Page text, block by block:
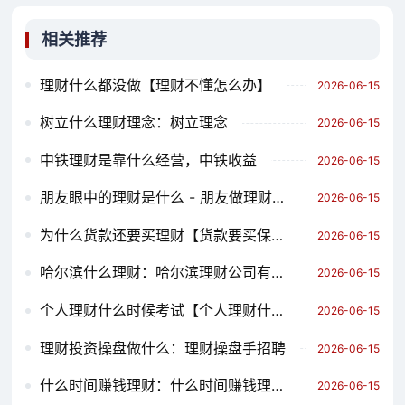
相关推荐
理财什么都没做【理财不懂怎么办】 2026-06-15
树立什么理财理念：树立理念 2026-06-15
中铁理财是靠什么经营，中铁收益 2026-06-15
朋友眼中的理财是什么 - 朋友做理财的叫我投资能信吗 2026-06-15
为什么货款还要买理财【货款要买保险为什么?】 2026-06-15
哈尔滨什么理财：哈尔滨理财公司有哪些 2026-06-15
个人理财什么时候考试【个人理财什么时候考试合适】 2026-06-15
理财投资操盘做什么：理财操盘手招聘 2026-06-15
什么时间赚钱理财：什么时间赚钱理财最好 2026-06-15